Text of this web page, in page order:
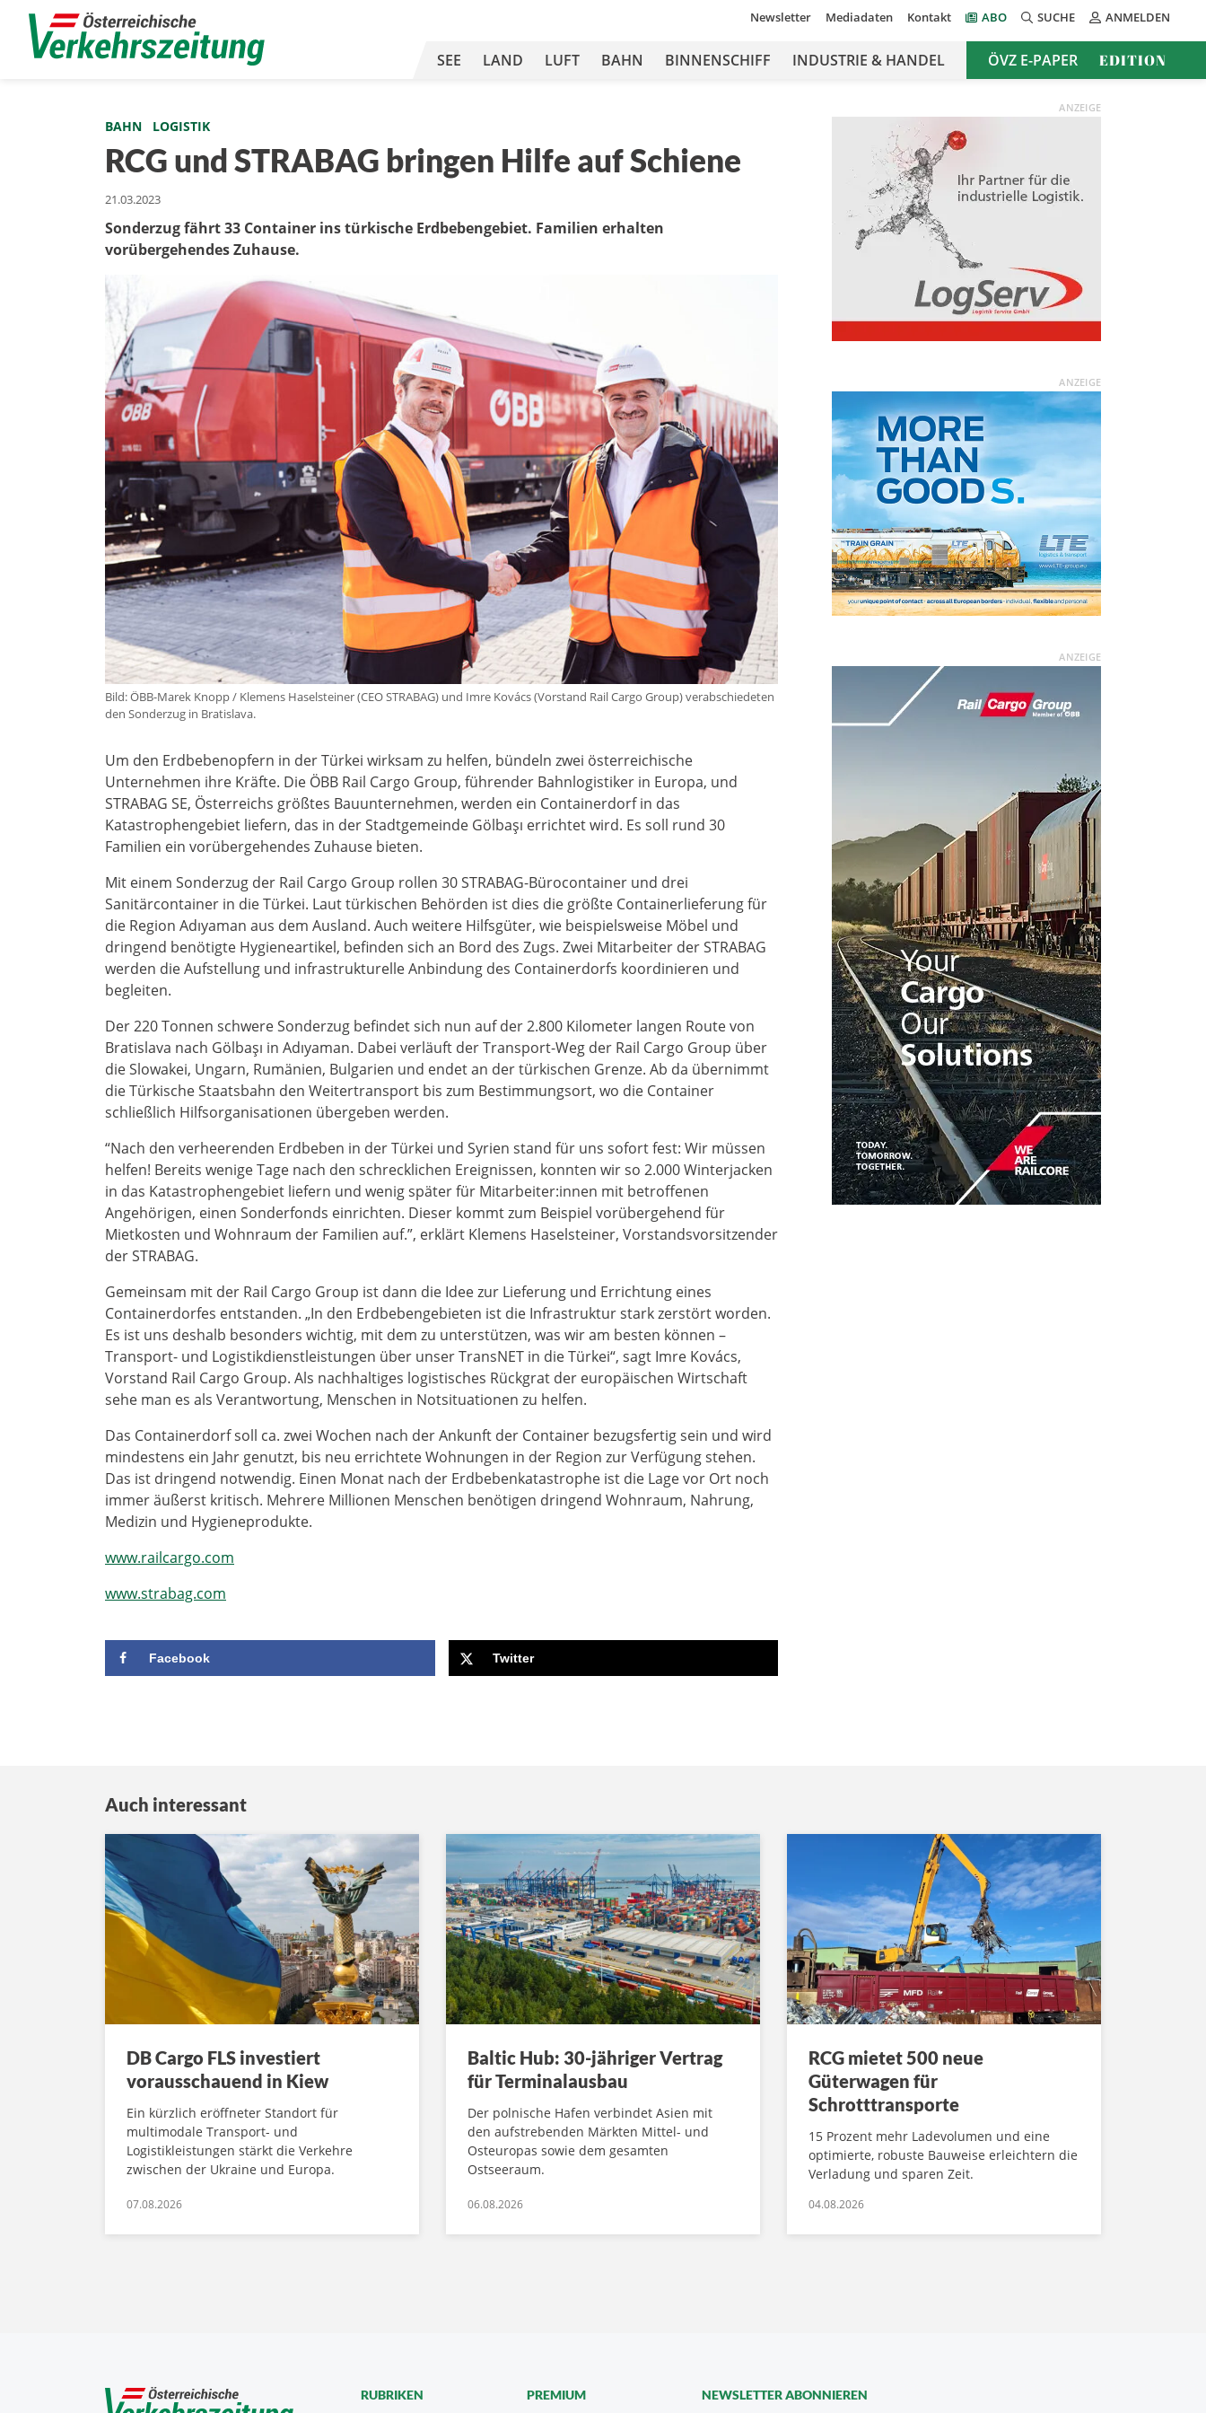
Newsletter Mediadaten Kontakt ABO SUCHE ANMELDEN
SEE LAND LUFT BAHN BINNENSCHIFF INDUSTRIE & HANDEL ÖVZ E-PAPER EDITION
BAHN LOGISTIK
RCG und STRABAG bringen Hilfe auf Schiene
21.03.2023
Sonderzug fährt 33 Container ins türkische Erdbebengebiet. Familien erhalten
vorübergehendes Zuhause.
Bild: ÖBB-Marek Knopp / Klemens Haselsteiner (CEO STRABAG) und Imre Kovács (Vorstand Rail Cargo Group) verabschiedeten
den Sonderzug in Bratislava.
Um den Erdbebenopfern in der Türkei wirksam zu helfen, bündeln zwei österreichische
Unternehmen ihre Kräfte. Die ÖBB Rail Cargo Group, führender Bahnlogistiker in Europa, und
STRABAG SE, Österreichs größtes Bauunternehmen, werden ein Containerdorf in das
Katastrophengebiet liefern, das in der Stadtgemeinde Gölbaşı errichtet wird. Es soll rund 30
Familien ein vorübergehendes Zuhause bieten.
Mit einem Sonderzug der Rail Cargo Group rollen 30 STRABAG-Bürocontainer und drei
Sanitärcontainer in die Türkei. Laut türkischen Behörden ist dies die größte Containerlieferung für
die Region Adıyaman aus dem Ausland. Auch weitere Hilfsgüter, wie beispielsweise Möbel und
dringend benötigte Hygieneartikel, befinden sich an Bord des Zugs. Zwei Mitarbeiter der STRABAG
werden die Aufstellung und infrastrukturelle Anbindung des Containerdorfs koordinieren und
begleiten.
Der 220 Tonnen schwere Sonderzug befindet sich nun auf der 2.800 Kilometer langen Route von
Bratislava nach Gölbaşı in Adıyaman. Dabei verläuft der Transport-Weg der Rail Cargo Group über
die Slowakei, Ungarn, Rumänien, Bulgarien und endet an der türkischen Grenze. Ab da übernimmt
die Türkische Staatsbahn den Weitertransport bis zum Bestimmungsort, wo die Container
schließlich Hilfsorganisationen übergeben werden.
“Nach den verheerenden Erdbeben in der Türkei und Syrien stand für uns sofort fest: Wir müssen
helfen! Bereits wenige Tage nach den schrecklichen Ereignissen, konnten wir so 2.000 Winterjacken
in das Katastrophengebiet liefern und wenig später für Mitarbeiter:innen mit betroffenen
Angehörigen, einen Sonderfonds einrichten. Dieser kommt zum Beispiel vorübergehend für
Mietkosten und Wohnraum der Familien auf.”, erklärt Klemens Haselsteiner, Vorstandsvorsitzender
der STRABAG.
Gemeinsam mit der Rail Cargo Group ist dann die Idee zur Lieferung und Errichtung eines
Containerdorfes entstanden. „In den Erdbebengebieten ist die Infrastruktur stark zerstört worden.
Es ist uns deshalb besonders wichtig, mit dem zu unterstützen, was wir am besten können –
Transport- und Logistikdienstleistungen über unser TransNET in die Türkei“, sagt Imre Kovács,
Vorstand Rail Cargo Group. Als nachhaltiges logistisches Rückgrat der europäischen Wirtschaft
sehe man es als Verantwortung, Menschen in Notsituationen zu helfen.
Das Containerdorf soll ca. zwei Wochen nach der Ankunft der Container bezugsfertig sein und wird
mindestens ein Jahr genutzt, bis neu errichtete Wohnungen in der Region zur Verfügung stehen.
Das ist dringend notwendig. Einen Monat nach der Erdbebenkatastrophe ist die Lage vor Ort noch
immer äußerst kritisch. Mehrere Millionen Menschen benötigen dringend Wohnraum, Nahrung,
Medizin und Hygieneprodukte.
www.railcargo.com
www.strabag.com
Facebook Twitter
ANZEIGE
ANZEIGE
ANZEIGE
Auch interessant
DB Cargo FLS investiert
vorausschauend in Kiew
Ein kürzlich eröffneter Standort für
multimodale Transport- und
Logistikleistungen stärkt die Verkehre
zwischen der Ukraine und Europa.
07.08.2026
Baltic Hub: 30-jähriger Vertrag
für Terminalausbau
Der polnische Hafen verbindet Asien mit
den aufstrebenden Märkten Mittel- und
Osteuropas sowie dem gesamten
Ostseeraum.
06.08.2026
RCG mietet 500 neue
Güterwagen für
Schrotttransporte
15 Prozent mehr Ladevolumen und eine
optimierte, robuste Bauweise erleichtern die
Verladung und sparen Zeit.
04.08.2026
NEWSLETTER ABONNIEREN
RUBRIKEN PREMIUM